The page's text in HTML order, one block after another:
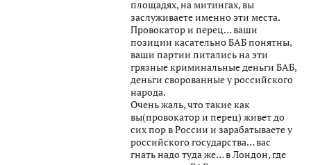
площадях, на митингах, вы
заслуживаете именно эти места.
Провокатор и перец… ваши
позиции касательно БАБ понятны,
ваши партии питались на эти
грязные криминальные деньги БАБ,
деньги сворованные у российского
народа.
Очень жаль, что такие как
вы(провокатор и перец) живет до
сих пор в России и зарабатываете у
российского государства… вас
гнать надо туда же… в Лондон, где